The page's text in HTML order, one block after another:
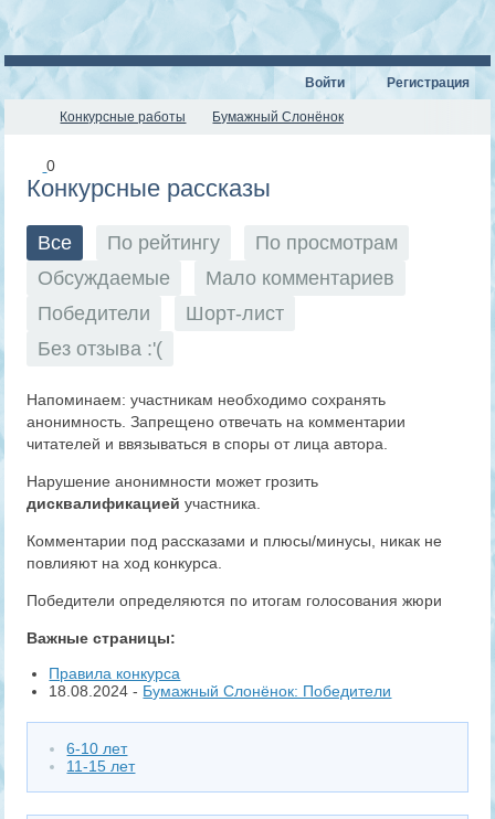
Войти Регистрация
Конкурсные работы Бумажный Слонёнок
0
Конкурсные рассказы
Все По рейтингу
По просмотрам
Обсуждаемые
Мало комментариев
Победители
Шорт-лист
Без отзыва :'(
Напоминаем: участникам необходимо сохранять
анонимность. Запрещено отвечать на комментарии
читателей и ввязываться в споры от лица автора.
Нарушение анонимности может грозить
дисквалификациейучастника.
Комментарии под рассказами и плюсы/минусы, никак не
повлияют на ход конкурса.
Победители определяются по итогам голосования жюри
Важные страницы:
Правила конкурса
18.08.2024 - Бумажный Слонёнок: Победители
6-10 лет
11-15 лет